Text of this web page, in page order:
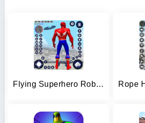
Flying Superhero Robot Games